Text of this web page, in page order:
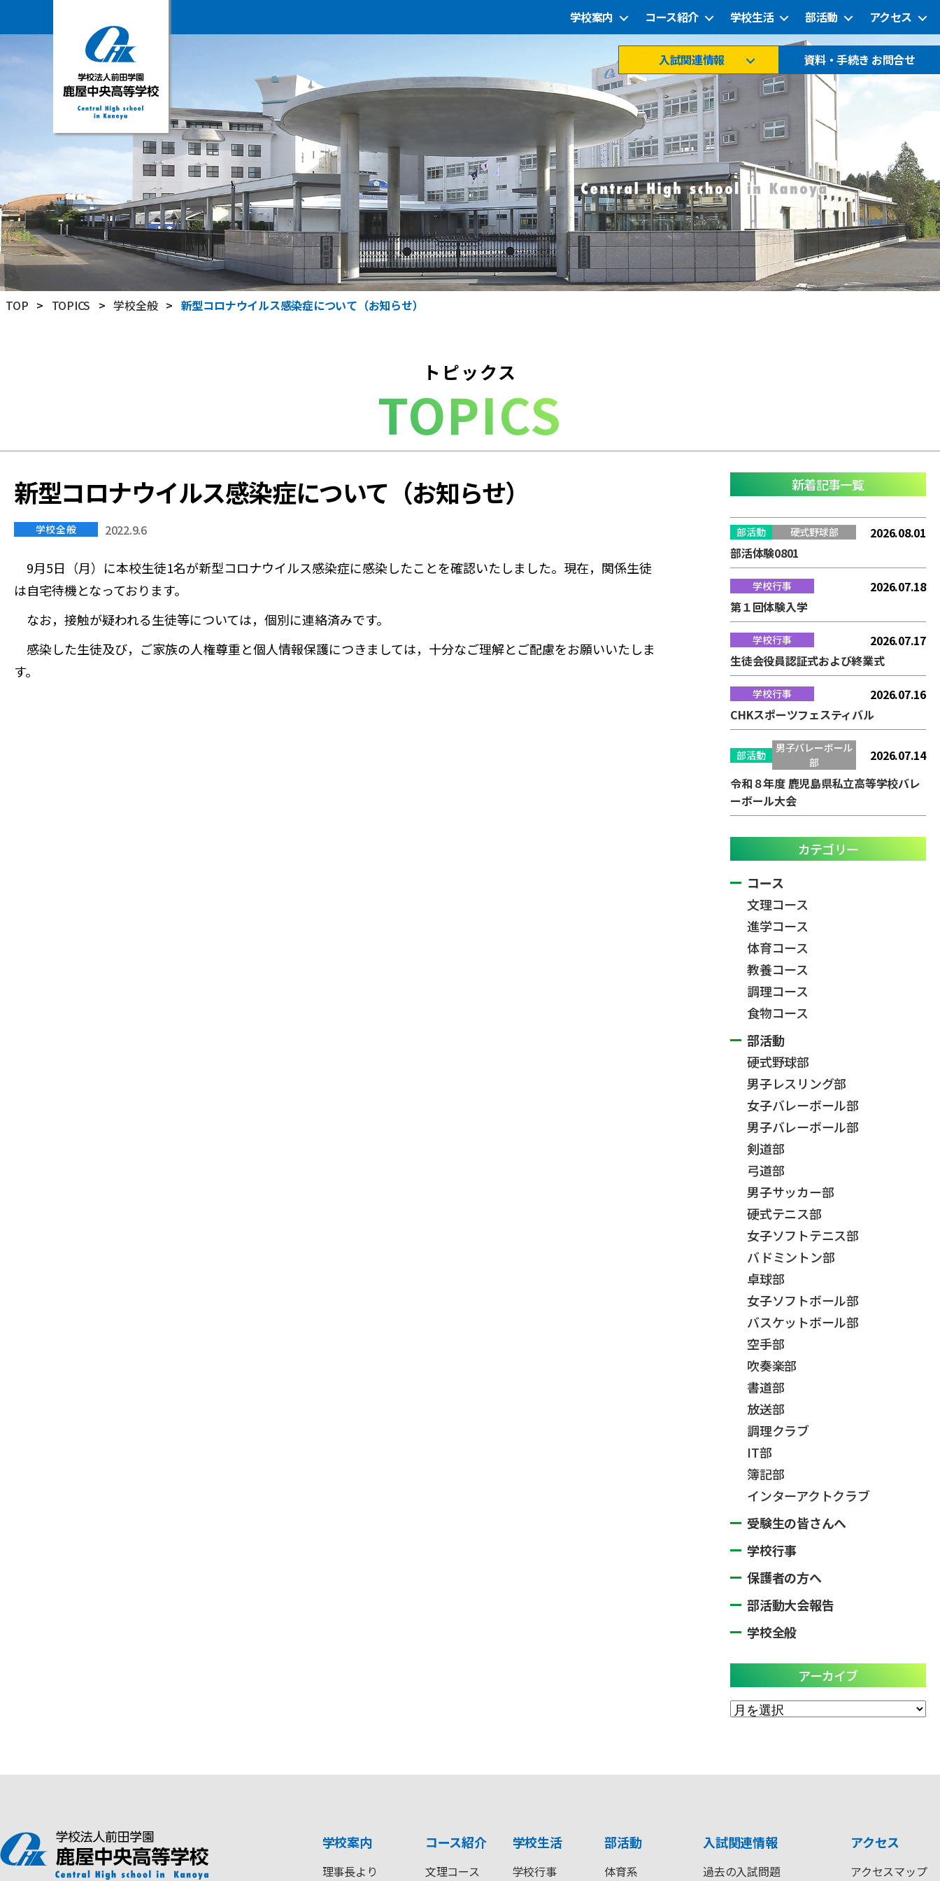
学
校
田
学
園
鹿
屋
中
高
等
学校案内 コース紹介 学校生活 部活動 アクセス
入試関連情報 資料・手続き お問合せ
TOP > TOPICS > 学校全般 > 新型コロナウイルス感染症について（お知らせ）
トピックス
TOPICS
新型コロナウイルス感染症について（お知らせ）
学校全般 2022.9.6
9月5日（月）に本校生徒1名が新型コロナウイルス感染症に感染したことを確認いたしました。現在，関係生徒
は自宅待機となっております。
なお，接触が疑われる生徒等については，個別に連絡済みです。
感染した生徒及び，ご家族の人権尊重と個人情報保護につきましては，十分なご理解とご配慮をお願いいたしま
す。
新着記事一覧
部活動 硬式野球部
2026.08.01
部活体験0801
学校行事
2026.07.18
第１回体験入学
学校行事
2026.07.17
生徒会役員認証式および終業式
学校行事
2026.07.16
CHKスポーツフェスティバル
部活動
男子バレーボール
部
2026.07.14
令和８年度 鹿児島県私立高等学校バレ
ーボール大会
カテゴリー
コース
文理コース
進学コース
体育コース
教養コース
調理コース
食物コース
部活動
硬式野球部
男子レスリング部
女子バレーボール部
男子バレーボール部
剣道部
弓道部
男子サッカー部
硬式テニス部
女子ソフトテニス部
バドミントン部
卓球部
女子ソフトボール部
バスケットボール部
空手部
吹奏楽部
書道部
放送部
調理クラブ
IT部
簿記部
インターアクトクラブ
受験生の皆さんへ
学校行事
保護者の方へ
部活動大会報告
学校全般
アーカイブ
ア
ー
ブ
学校案内
理事長より
コース紹介
文理コース
学校生活
学校行事
部活動
体育系
入試関連情報
過去の入試問題
アクセス
アクセスマップ